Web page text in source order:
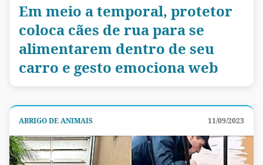
Em meio a temporal, protetor
coloca cães de rua para se
alimentarem dentro de seu
carro e gesto emociona web
ABRIGO DE ANIMAIS 11/09/2023